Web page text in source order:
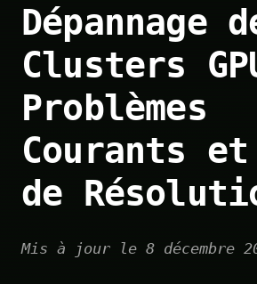
Dépannage
Clusters
Problèmes
Courants et
de
Mis à jour le 8 décembre